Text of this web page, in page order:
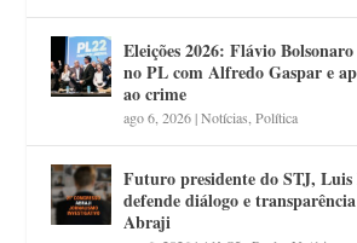
Eleições 2026: Flávio
no PL com Alfredo Gaspar e
ao crime
ago 6, 2026|Notícias ,Política
Futuro presidente do STJ, Luis
defende diálogo e
Abraji